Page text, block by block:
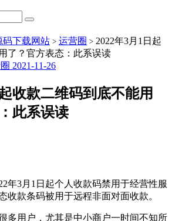
码下载网站 > 运营圈 > 2022年3月1日起
了？官方表态：此系误读
2021-11-26
收款二维码到底不能用
此系误读
年3月1日起个人收款码禁用于经营性服
收款条码被用于远程非面对面收款。
多用户，尤其是中小商户一时间不知所